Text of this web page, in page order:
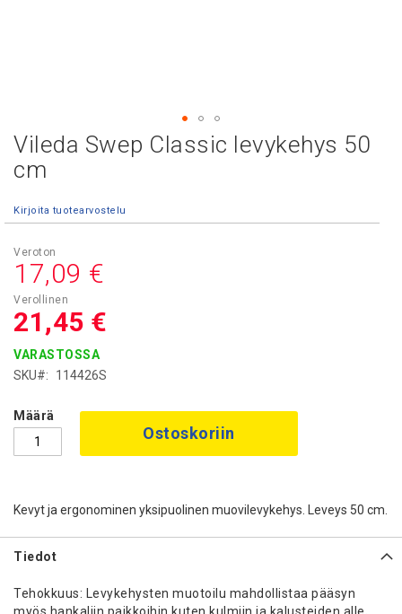
Vileda Swep Classic levykehys 50
cm
Kirjoita tuotearvostelu
21,45 €
17,09 €
VARASTOSSA
SKU
114426S
Määrä
Ostoskoriin
Kevyt ja ergonominen yksipuolinen muovilevykehys. Leveys 50 cm.
Skip
the
of
images
gallery
Tiedot
Tehokkuus: Levykehysten muotoilu mahdollistaa pääsyn